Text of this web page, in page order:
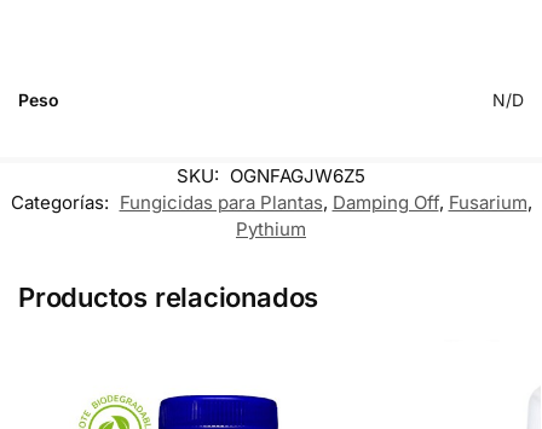
Peso N/D
SKU: OGNFAGJW6Z5
Categorías: Fungicidas para Plantas, Damping Off, Fusarium,
Pythium
Productos relacionados